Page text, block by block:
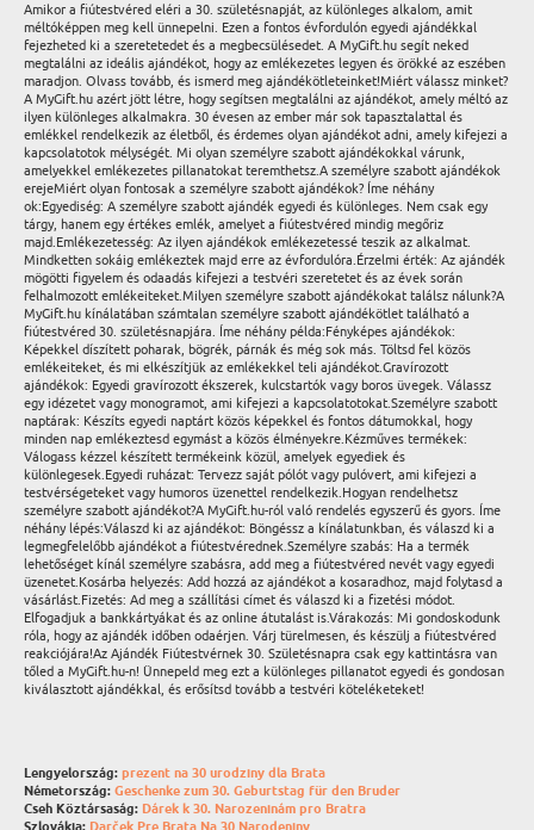
Amikor a fiútestvéred eléri a 30. születésnapját, az különleges alkalom, amit
méltóképpen meg kell ünnepelni. Ezen a fontos évfordulón egyedi ajándékkal
fejezheted ki a szeretetedet és a megbecsülésedet. A MyGift.hu segít neked
megtalálni az ideális ajándékot, hogy az emlékezetes legyen és örökké az eszében
maradjon. Olvass tovább, és ismerd meg ajándékötleteinket!Miért válassz minket?
A MyGift.hu azért jött létre, hogy segítsen megtalálni az ajándékot, amely méltó az
ilyen különleges alkalmakra. 30 évesen az ember már sok tapasztalattal és
emlékkel rendelkezik az életből, és érdemes olyan ajándékot adni, amely kifejezi a
kapcsolatotok mélységét. Mi olyan személyre szabott ajándékokkal várunk,
amelyekkel emlékezetes pillanatokat teremthetsz.A személyre szabott ajándékok
erejeMiért olyan fontosak a személyre szabott ajándékok? Íme néhány
ok:Egyediség: A személyre szabott ajándék egyedi és különleges. Nem csak egy
tárgy, hanem egy értékes emlék, amelyet a fiútestvéred mindig megőriz
majd.Emlékezetesség: Az ilyen ajándékok emlékezetessé teszik az alkalmat.
Mindketten sokáig emlékeztek majd erre az évfordulóra.Érzelmi érték: Az ajándék
mögötti figyelem és odaadás kifejezi a testvéri szeretetet és az évek során
felhalmozott emlékeiteket.Milyen személyre szabott ajándékokat találsz nálunk?A
MyGift.hu kínálatában számtalan személyre szabott ajándékötlet található a
fiútestvéred 30. születésnapjára. Íme néhány példa:Fényképes ajándékok:
Képekkel díszített poharak, bögrék, párnák és még sok más. Töltsd fel közös
emlékeiteket, és mi elkészítjük az emlékekkel teli ajándékot.Gravírozott
ajándékok: Egyedi gravírozott ékszerek, kulcstartók vagy boros üvegek. Válassz
egy idézetet vagy monogramot, ami kifejezi a kapcsolatotokat.Személyre szabott
naptárak: Készíts egyedi naptárt közös képekkel és fontos dátumokkal, hogy
minden nap emlékeztesd egymást a közös élményekre.Kézműves termékek:
Válogass kézzel készített termékeink közül, amelyek egyediek és
különlegesek.Egyedi ruházat: Tervezz saját pólót vagy pulóvert, ami kifejezi a
testvérségeteket vagy humoros üzenettel rendelkezik.Hogyan rendelhetsz
személyre szabott ajándékot?A MyGift.hu-ról való rendelés egyszerű és gyors. Íme
néhány lépés:Válaszd ki az ajándékot: Böngéssz a kínálatunkban, és válaszd ki a
legmegfelelőbb ajándékot a fiútestvérednek.Személyre szabás: Ha a termék
lehetőséget kínál személyre szabásra, add meg a fiútestvéred nevét vagy egyedi
üzenetet.Kosárba helyezés: Add hozzá az ajándékot a kosaradhoz, majd folytasd a
vásárlást.Fizetés: Ad meg a szállítási címet és válaszd ki a fizetési módot.
Elfogadjuk a bankkártyákat és az online átutalást is.Várakozás: Mi gondoskodunk
róla, hogy az ajándék időben odaérjen. Várj türelmesen, és készülj a fiútestvéred
reakciójára!Az Ajándék Fiútestvérnek 30. Születésnapra csak egy kattintásra van
tőled a MyGift.hu-n! Ünnepeld meg ezt a különleges pillanatot egyedi és gondosan
kiválasztott ajándékkal, és erősítsd tovább a testvéri köteléketeket!
Lengyelország: prezent na 30 urodziny dla Brata
Németország: Geschenke zum 30. Geburtstag für den Bruder
Cseh Köztársaság: Dárek k 30. Narozeninám pro Bratra